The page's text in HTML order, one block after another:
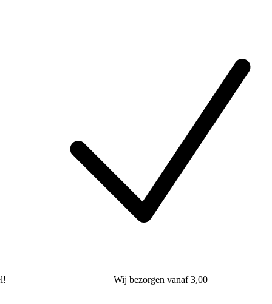
Wij bezorgen vanaf 3,00